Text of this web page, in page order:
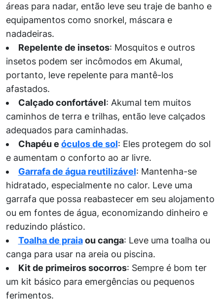
áreas para nadar, então leve seu traje de banho e
equipamentos como snorkel, máscara e
nadadeiras.
Repelente de insetos: Mosquitos e outros
insetos podem ser incômodos em Akumal,
portanto, leve repelente para mantê-los
afastados.
Calçado confortável: Akumal tem muitos
caminhos de terra e trilhas, então leve calçados
adequados para caminhadas.
Chapéu e óculos de sol: Eles protegem do sol
e aumentam o conforto ao ar livre.
Garrafa de água reutilizável: Mantenha-se
hidratado, especialmente no calor. Leve uma
garrafa que possa reabastecer em seu alojamento
ou em fontes de água, economizando dinheiro e
reduzindo plástico.
Toalha de praiaou canga: Leve uma toalha ou
canga para usar na areia ou piscina.
Kit de primeiros socorros: Sempre é bom ter
um kit básico para emergências ou pequenos
ferimentos.